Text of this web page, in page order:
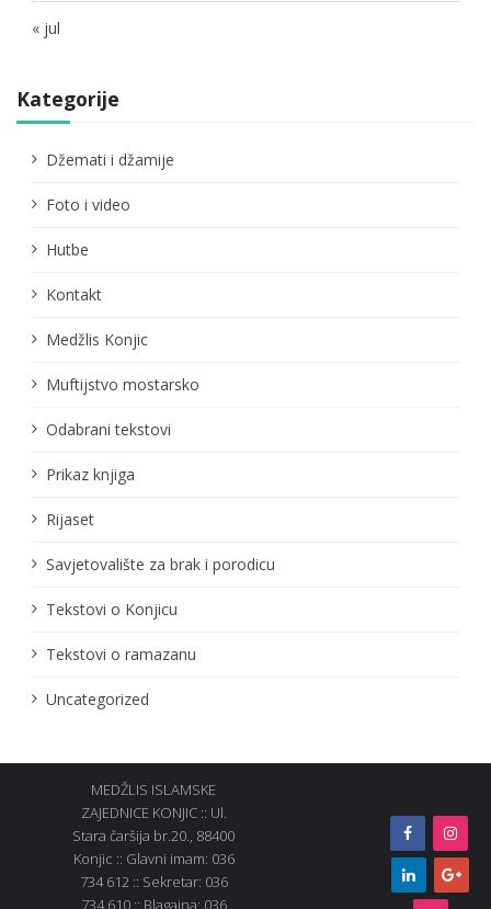
« jul
Kategorije
Džemati i džamije
Foto i video
Hutbe
Kontakt
Medžlis Konjic
Muftijstvo mostarsko
Odabrani tekstovi
Prikaz knjiga
Rijaset
Savjetovalište za brak i porodicu
Tekstovi o Konjicu
Tekstovi o ramazanu
Uncategorized
MEDŽLIS ISLAMSKE
ZAJEDNICE KONJIC :: Ul.
Stara čaršija br.20., 88400
Konjic :: Glavni imam: 036
734 612 :: Sekretar: 036
734 610 :: Blagajna: 036